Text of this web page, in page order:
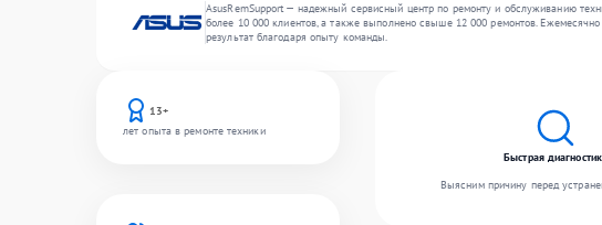
AsusRemSupport — надежный сервисный центр по ремонту и обслуживанию
более 10 000 клиентов, а также выполнено свыше 12 000 ремонтов.
результат благодаря опыту команды.
13+
лет опыта в ремонте техники
Быстрая
Выясним причину перед